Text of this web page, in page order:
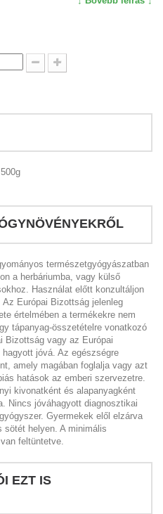
természetgyógyászatban
a herbáriumba, vagy külső
Használat előtt konzultáljon
Európai Bizottság jelenleg
értelmében a termékekre nem
tápanyag-összetételre vonatkozó
Bizottság vagy az Európai
jóvá. Az egészségre
amely magában foglalja vagy azt
hatások az emberi szervezetre.
kivonatként és alapanyagként
Nincs jóváhagyott diagnosztikai
Gyermekek elől elzárva
sötét helyen. A minimális
feltüntetve.
EZT IS